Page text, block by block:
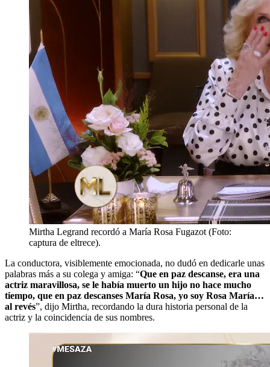
Mirtha Legrand recordó a María Rosa Fugazot (Foto:
captura de eltrece).
La conductora, visiblemente emocionada, no dudó en dedicarle unas
palabras más a su colega y amiga: “Que en paz descanse, era una
actriz maravillosa, se le había muerto un hijo no hace mucho
tiempo, que en paz descanses María Rosa, yo soy Rosa María…
al revés”, dijo Mirtha, recordando la dura historia personal de la
actriz y la coincidencia de sus nombres.